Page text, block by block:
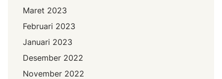
Maret 2023
Februari 2023
Januari 2023
Desember 2022
November 2022